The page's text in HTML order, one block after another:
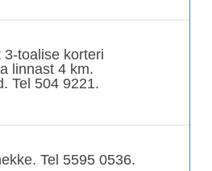
toalise korteri
linnast 4 km.
Tel 504 9221.
Tel 5595 0536.